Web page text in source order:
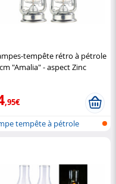
tempête rétro à pétrole
"Amalia" - aspect Zinc
,95€
tempête à pétrole